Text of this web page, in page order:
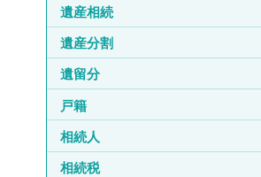
遺産相続
遺産分割
遺留分
戸籍
相続人
相続税